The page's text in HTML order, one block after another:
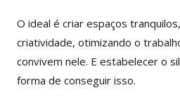
O ideal é criar espaços
criatividade, otimizando o
convivem nele. E estabelecer o
forma de conseguir isso.